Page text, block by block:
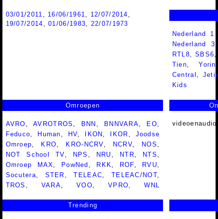
03/01/2011 , 16/06/1961, 12/07/2014 ,
19/07/2014 ,01/06/1983, 22/07/1973
Nederland
Nederland
RTL8,SBS6
Tien,Yorin
Central ,
Kids
Omroepen
AVRO ,AVROTROS , BNN , BNNVARA, EO,
Feduco, Human , HV, IKON , IKOR , Joodse
Omroep, KRO, KRO-NCRV, NCRV, NOS ,
NOT School TV, NPS , NRU , NTR, NTS ,
Omroep MAX, PowNed , RKK, ROF, RVU,
Socutera, STER ,TELEAC, TELEAC/NOT,
TROS , VARA,VOO,VPRO,WNL
Trending